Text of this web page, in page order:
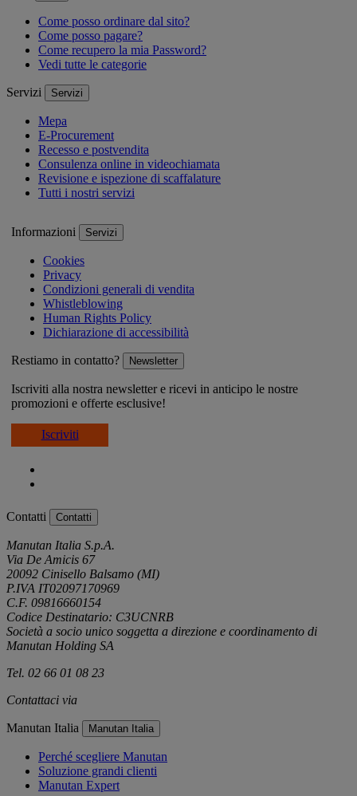
Come posso ordinare dal sito?
Come posso pagare?
Come recupero la mia Password?
Vedi tutte le categorie
Servizi Servizi
Mepa
E-Procurement
Recesso e postvendita
Consulenza online in videochiamata
Revisione e ispezione di scaffalature
Tutti i nostri servizi
Informazioni Servizi
Cookies
Privacy
Condizioni generali di vendita
Whistleblowing
Human Rights Policy
Dichiarazione di accessibilità
Restiamo in contatto? Newsletter
Iscriviti alla nostra newsletter e ricevi in anticipo le nostre
promozioni e offerte esclusive!
Iscriviti
Contatti Contatti
Manutan Italia S.p.A.
Via De Amicis 67
20092 Cinisello Balsamo (MI)
P.IVA IT02097170969
C.F. 09816660154
Codice Destinatario: C3UCNRB
Società a socio unico soggetta a direzione e coordinamento di
Manutan Holding SA
Tel. 02 66 01 08 23
Contattaci via
Manutan Italia Manutan Italia
Perché scegliere Manutan
Soluzione grandi clienti
Manutan Expert